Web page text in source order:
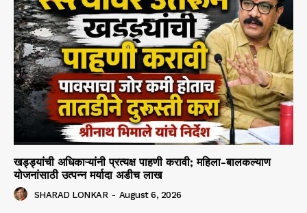
खड्ड्यांची अधिकाऱ्यांनी प्रत्यक्ष पाहणी करावी; महिला-बालकल्याण
योजनांसाठी उत्पन्न मर्यादा अडीच लाख
SHARAD LONKAR - August 6, 2026